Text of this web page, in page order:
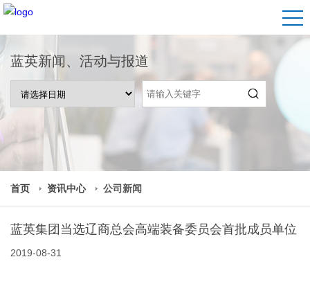
蓝英新闻、活动与报道
首页 资讯中心 公司新闻
蓝英集团当选辽商总会高端装备委员会首批成员单位
2019-08-31